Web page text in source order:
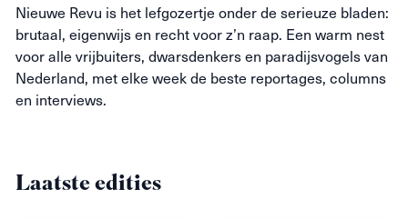
Nieuwe Revu is het lefgozertje onder de serieuze bladen:
brutaal, eigenwijs en recht voor z’n raap. Een warm nest
voor alle vrijbuiters, dwarsdenkers en paradijsvogels van
Nederland, met elke week de beste reportages, columns
en interviews.
Laatste edities